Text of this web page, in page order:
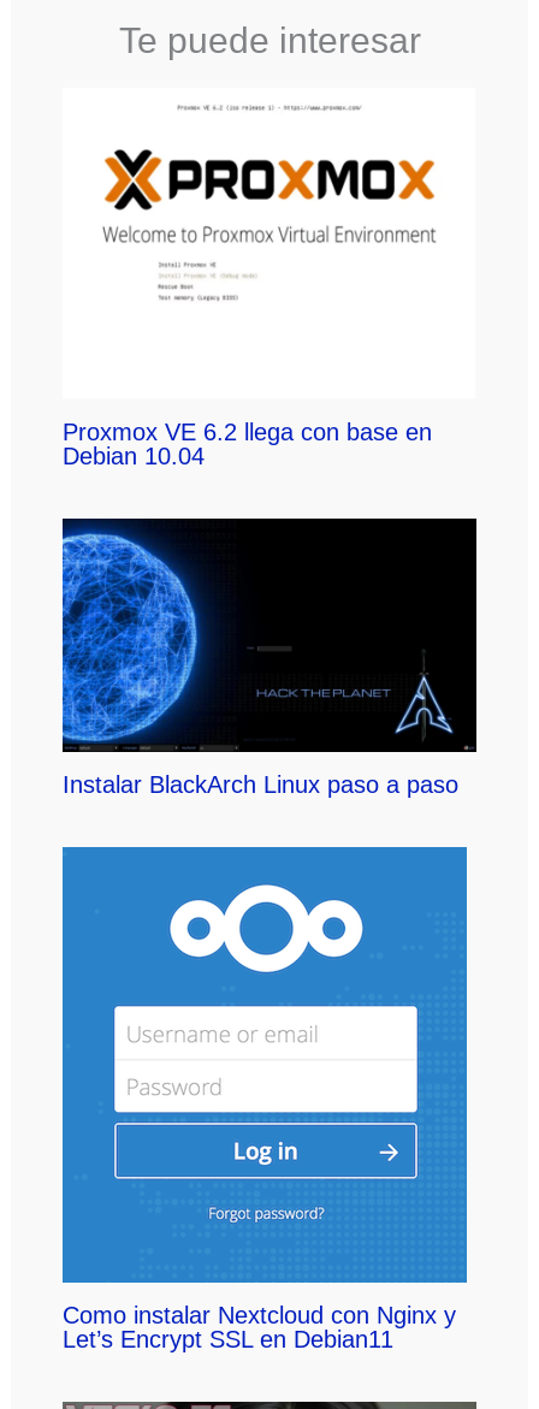
Te puede interesar
Proxmox VE 6.2 llega con base en
Debian 10.04
Instalar BlackArch Linux paso a paso
Como instalar Nextcloud con Nginx y
Let’s Encrypt SSL en Debian11